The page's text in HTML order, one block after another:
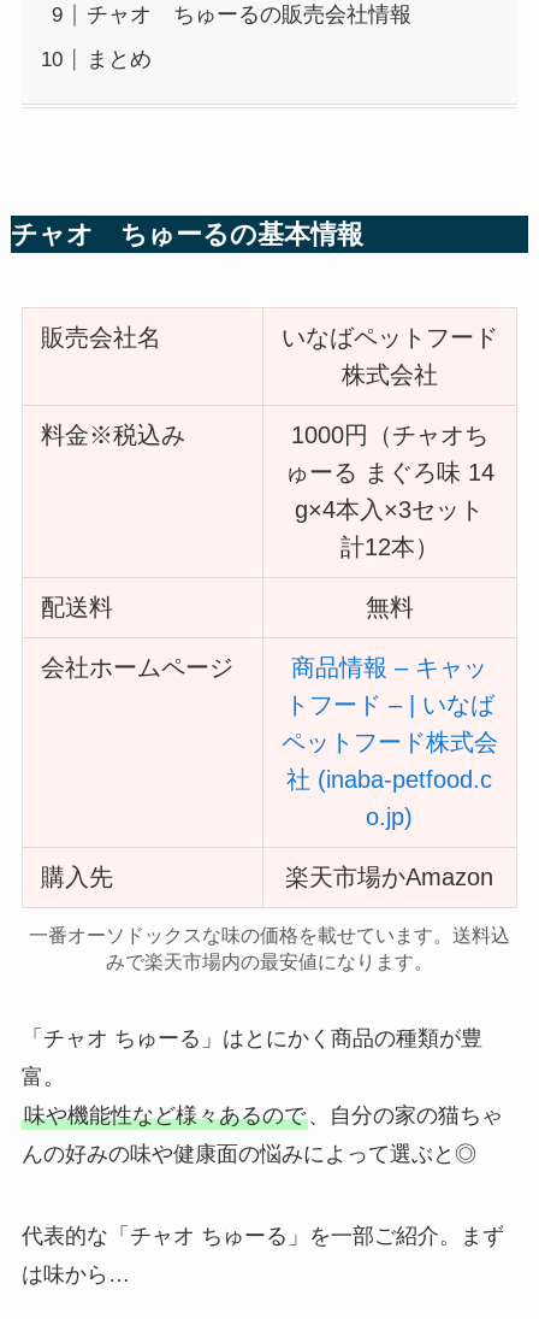
チャオ ちゅーるの販売会社情報
まとめ
チャオ ちゅーるの基本情報
販売会社名
いなばペットフード
株式会社
料金※税込み
1000円（チャオち
ゅーる まぐろ味 14
g×4本入×3セット
計12本）
配送料 無料
会社ホームページ
商品情報 – キャッ
トフード – | いなば
ペットフード株式会
社 (inaba-petfood.c
o.jp)
購入先 楽天市場かAmazon
一番オーソドックスな味の価格を載せています。送料込
みで楽天市場内の最安値になります。
「チャオ ちゅーる」はとにかく商品の種類が豊
富。
味や機能性など様々あるので、自分の家の猫ちゃ
んの好みの味や健康面の悩みによって選ぶと◎
代表的な「チャオ ちゅーる」を一部ご紹介。まず
は味から…